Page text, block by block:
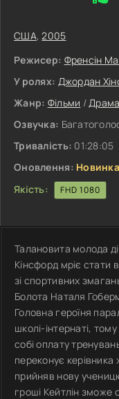
США,2005
Режисер: Френсін
У ролях: Джордан
Жанр: Фільми /Драма
Озвучка:
Тривалість: 01:28:05
Оновлення:
Якість:
FHD 1080
Талановита молода
Кінсфорд мріє стати
зі спортивних
Болота Наталя
Головна героїня
школі-інтернаті,
собі оплату
переконує керівника
прийняв нову
гроші Кейтлін зможе